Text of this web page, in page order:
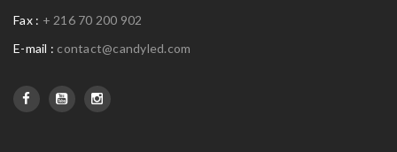
Fax : + 216 70 200 902
E-mail : contact@candyled.com